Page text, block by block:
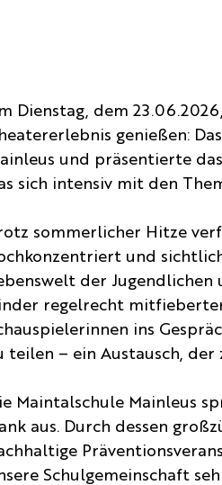
Dienstag, dem
genießen:
und präsentierte
sich intensiv mit den
sommerlicher Hitze
und
der
regelrecht
ins
teilen – ein Austausch,
Maintalschule Mainleus
aus. Durch dessen
Schulgemeinschaft